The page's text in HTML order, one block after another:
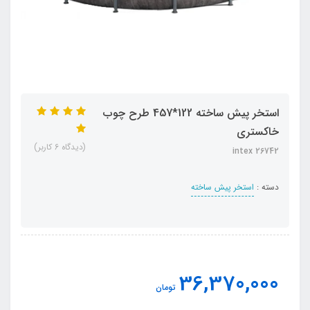
استخر پیش ساخته 122*457 طرح چوب
خاکستری
intex 26742
دسته : استخر پیش ساخته
(دیدگاه 6 کاربر)
36,370,000 تومان